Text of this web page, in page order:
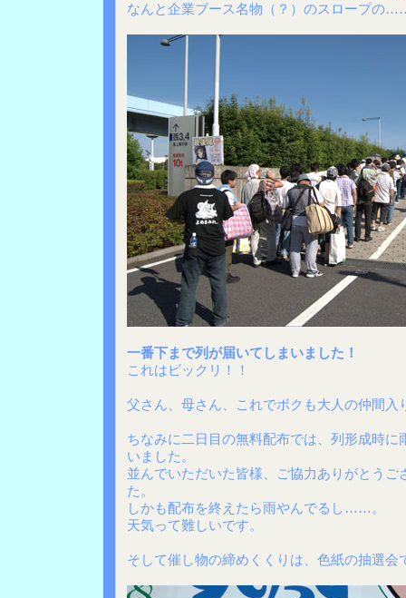
なんと企業ブース名物（？）のスロープの
一番下まで列が届いてしまいました！
これはビックリ！！
父さん、母さん、これでボクも大人の仲間
ちなみに二日目の無料配布では、列形成時に
いました。
並んでいただいた皆様、ご協力ありがとうご
た。
しかも配布を終えたら雨やんでるし……。
天気って難しいです。
そして催し物の締めくくりは、色紙の抽選会